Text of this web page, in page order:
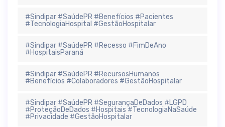
#Sindipar #SaúdePR #Benefícios #Pacientes
#TecnologiaHospital #GestãoHospitalar
#Sindipar #SaúdePR #Recesso #FimDeAno
#HospitaisParaná
#Sindipar #SaúdePR #RecursosHumanos
#Benefícios #Colaboradores #GestãoHospitalar
#Sindipar #SaúdePR #SegurançaDeDados #LGPD
#ProteçãoDeDados #Hospitais #TecnologiaNaSaúde
#Privacidade #GestãoHospitalar